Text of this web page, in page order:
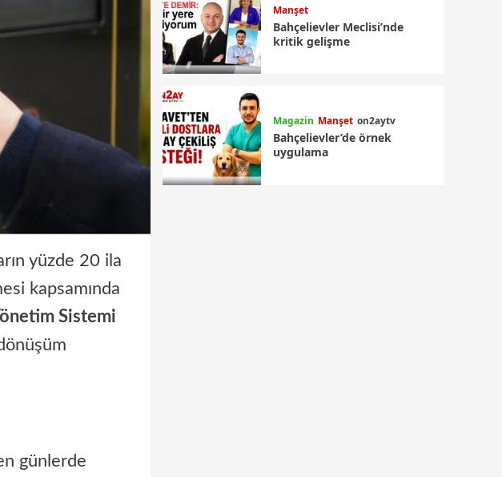
yüzde 20 ila
kapsamında
Sistemi
günlerde
Manşet
Bahçelievler Meclisi’nde
kritik gelişme
Magazin Manşet on2aytv
Bahçelievler’de örnek
uygulama